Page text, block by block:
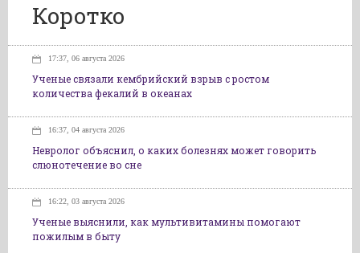
Коротко
17:37, 06 августа 2026
Ученые связали кембрийский взрыв с ростом
количества фекалий в океанах
16:37, 04 августа 2026
Невролог объяснил, о каких болезнях может говорить
слюнотечение во сне
16:22, 03 августа 2026
Ученые выяснили, как мультивитамины помогают
пожилым в быту